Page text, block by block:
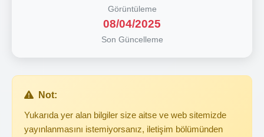
Görüntüleme
08/04/2025
Son Güncelleme
Not:
Yukarıda yer alan bilgiler size aitse ve web sitemizde
yayınlanmasını istemiyorsanız, iletişim bölümünden